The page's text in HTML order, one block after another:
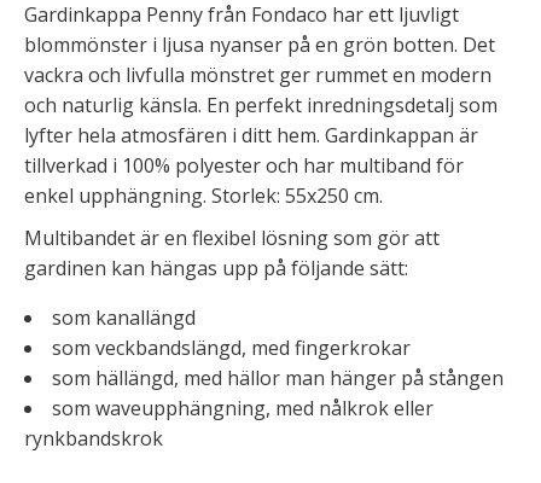
Gardinkappa Penny från Fondaco har ett ljuvligt
blommönster i ljusa nyanser på en grön botten. Det
vackra och livfulla mönstret ger rummet en modern
och naturlig känsla. En perfekt inredningsdetalj som
lyfter hela atmosfären i ditt hem. Gardinkappan är
tillverkad i 100% polyester och har multiband för
enkel upphängning. Storlek: 55x250 cm.
Multibandet är en flexibel lösning som gör att
gardinen kan hängas upp på följande sätt:
som kanallängd
som veckbandslängd, med fingerkrokar
som hällängd, med hällor man hänger på stången
som waveupphängning, med nålkrok eller
rynkbandskrok